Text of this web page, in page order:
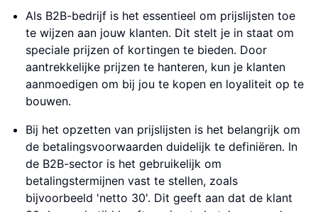
Als B2B-bedrijf is het essentieel om prijslijsten toe
te wijzen aan jouw klanten. Dit stelt je in staat om
speciale prijzen of kortingen te bieden. Door
aantrekkelijke prijzen te hanteren, kun je klanten
aanmoedigen om bij jou te kopen en loyaliteit op te
bouwen.
Bij het opzetten van prijslijsten is het belangrijk om
de betalingsvoorwaarden duidelijk te definiëren. In
de B2B-sector is het gebruikelijk om
betalingstermijnen vast te stellen, zoals
bijvoorbeeld 'netto 30'. Dit geeft aan dat de klant